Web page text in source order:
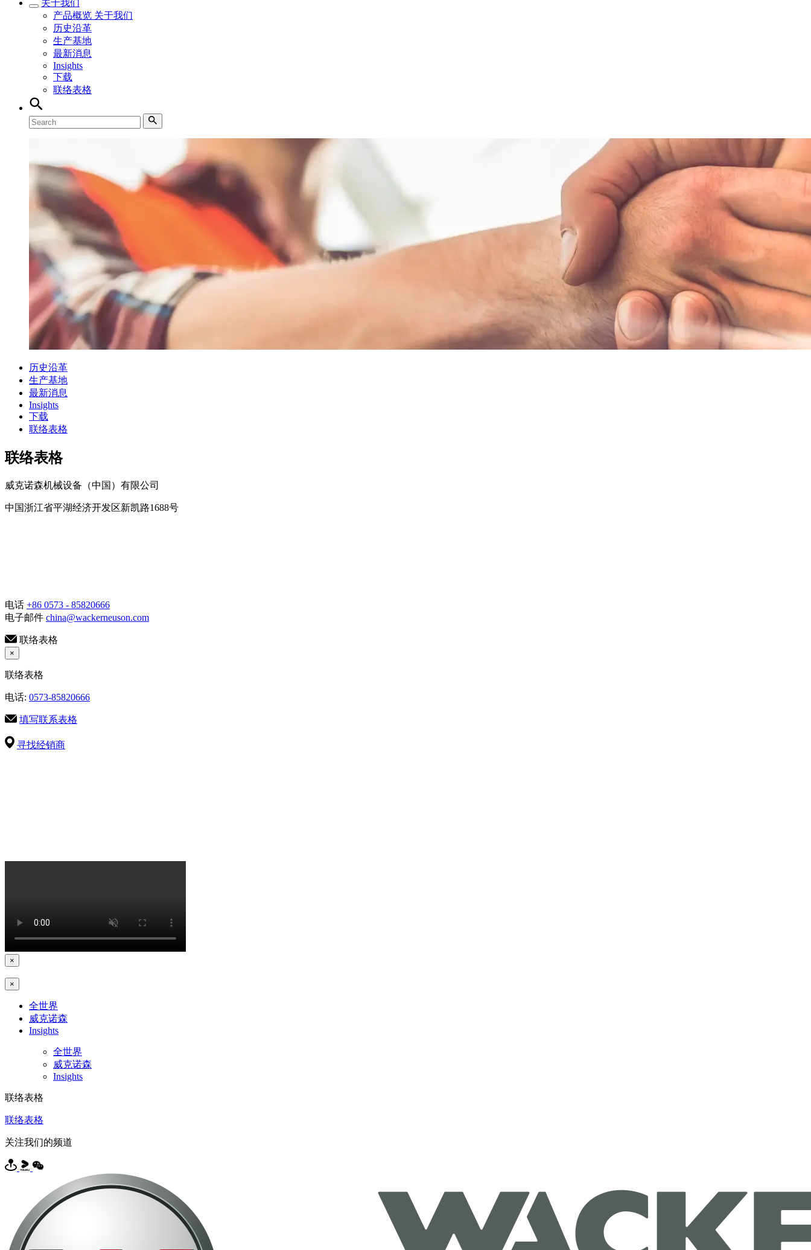
关于我们
产品概览 关于我们
历史沿革
生产基地
最新消息
Insights
下载
联络表格
历史沿革
生产基地
最新消息
Insights
下载
联络表格
联络表格
威克诺森机械设备（中国）有限公司
中国浙江省平湖经济开发区新凯路1688号
电话 +86 0573 - 85820666
电子邮件 china@wackerneuson.com
联络表格
×
联络表格
电话: 0573-85820666
填写联系表格
寻找经销商
×
×
全世界
威克诺森
Insights
全世界
威克诺森
Insights
联络表格
联络表格
关注我们的频道